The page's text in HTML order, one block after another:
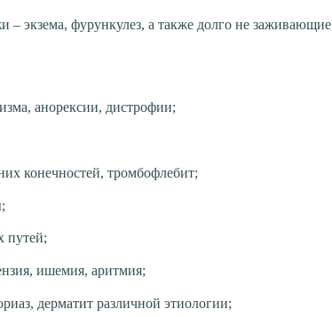
– экзема, фурункулез, а также долго не заживающие
анорексии, дистрофии;
конечностей, тромбофлебит;
путей;
ишемия, аритмия;
дерматит различной этиологии;